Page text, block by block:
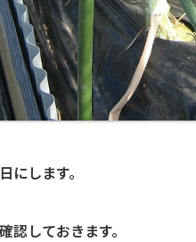
します。
しておきます。